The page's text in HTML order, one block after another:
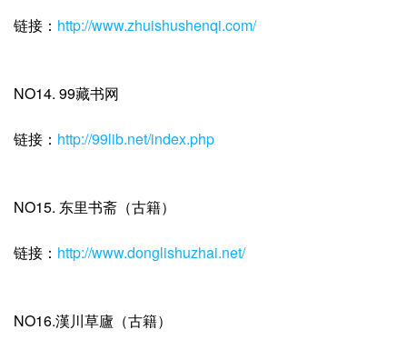
链接： http://www.zhuishushenqi.com/
NO14. 99藏书网
链接： http://99lib.net/index.php
NO15. 东里书斋（古籍）
链接： http://www.donglishuzhai.net/
NO16.漢川草廬（古籍）